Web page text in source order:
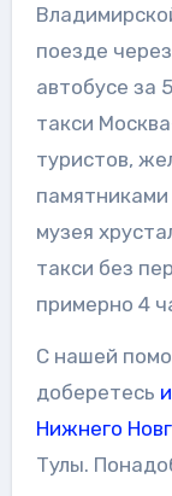
поезде
автобусе за
такси
туристов,
музея
такси без
примерно 4
С нашей
доберетесь
Нижнего
Тулы.